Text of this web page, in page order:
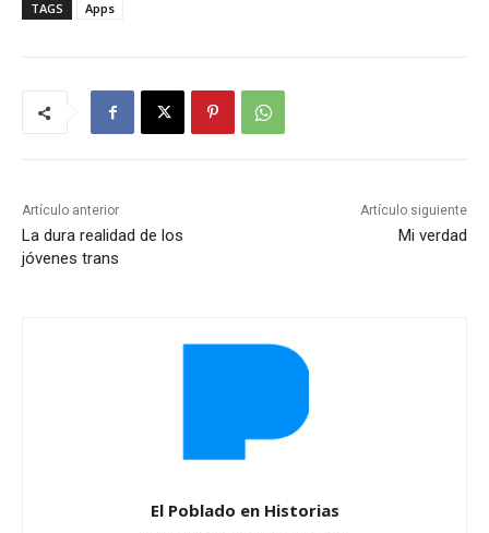
TAGS Apps
Artículo anterior
La dura realidad de los
jóvenes trans
Artículo siguiente
Mi verdad
El Poblado en Historias